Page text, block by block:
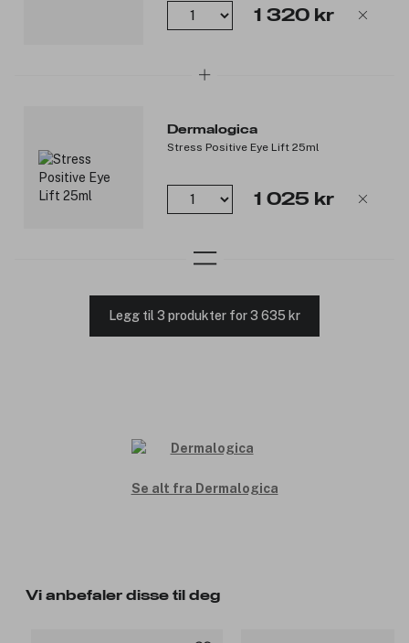
1 320 kr
Dermalogica
Stress Positive Eye Lift 25ml
1 025 kr
Legg til 3 produkter for 3 635 kr
Se alt fra Dermalogica
Vi anbefaler disse til deg